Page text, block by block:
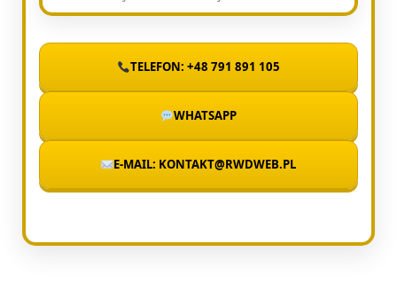
TELEFON: +48 791 891 105
WHATSAPP
E-MAIL: KONTAKT@RWDWEB.PL